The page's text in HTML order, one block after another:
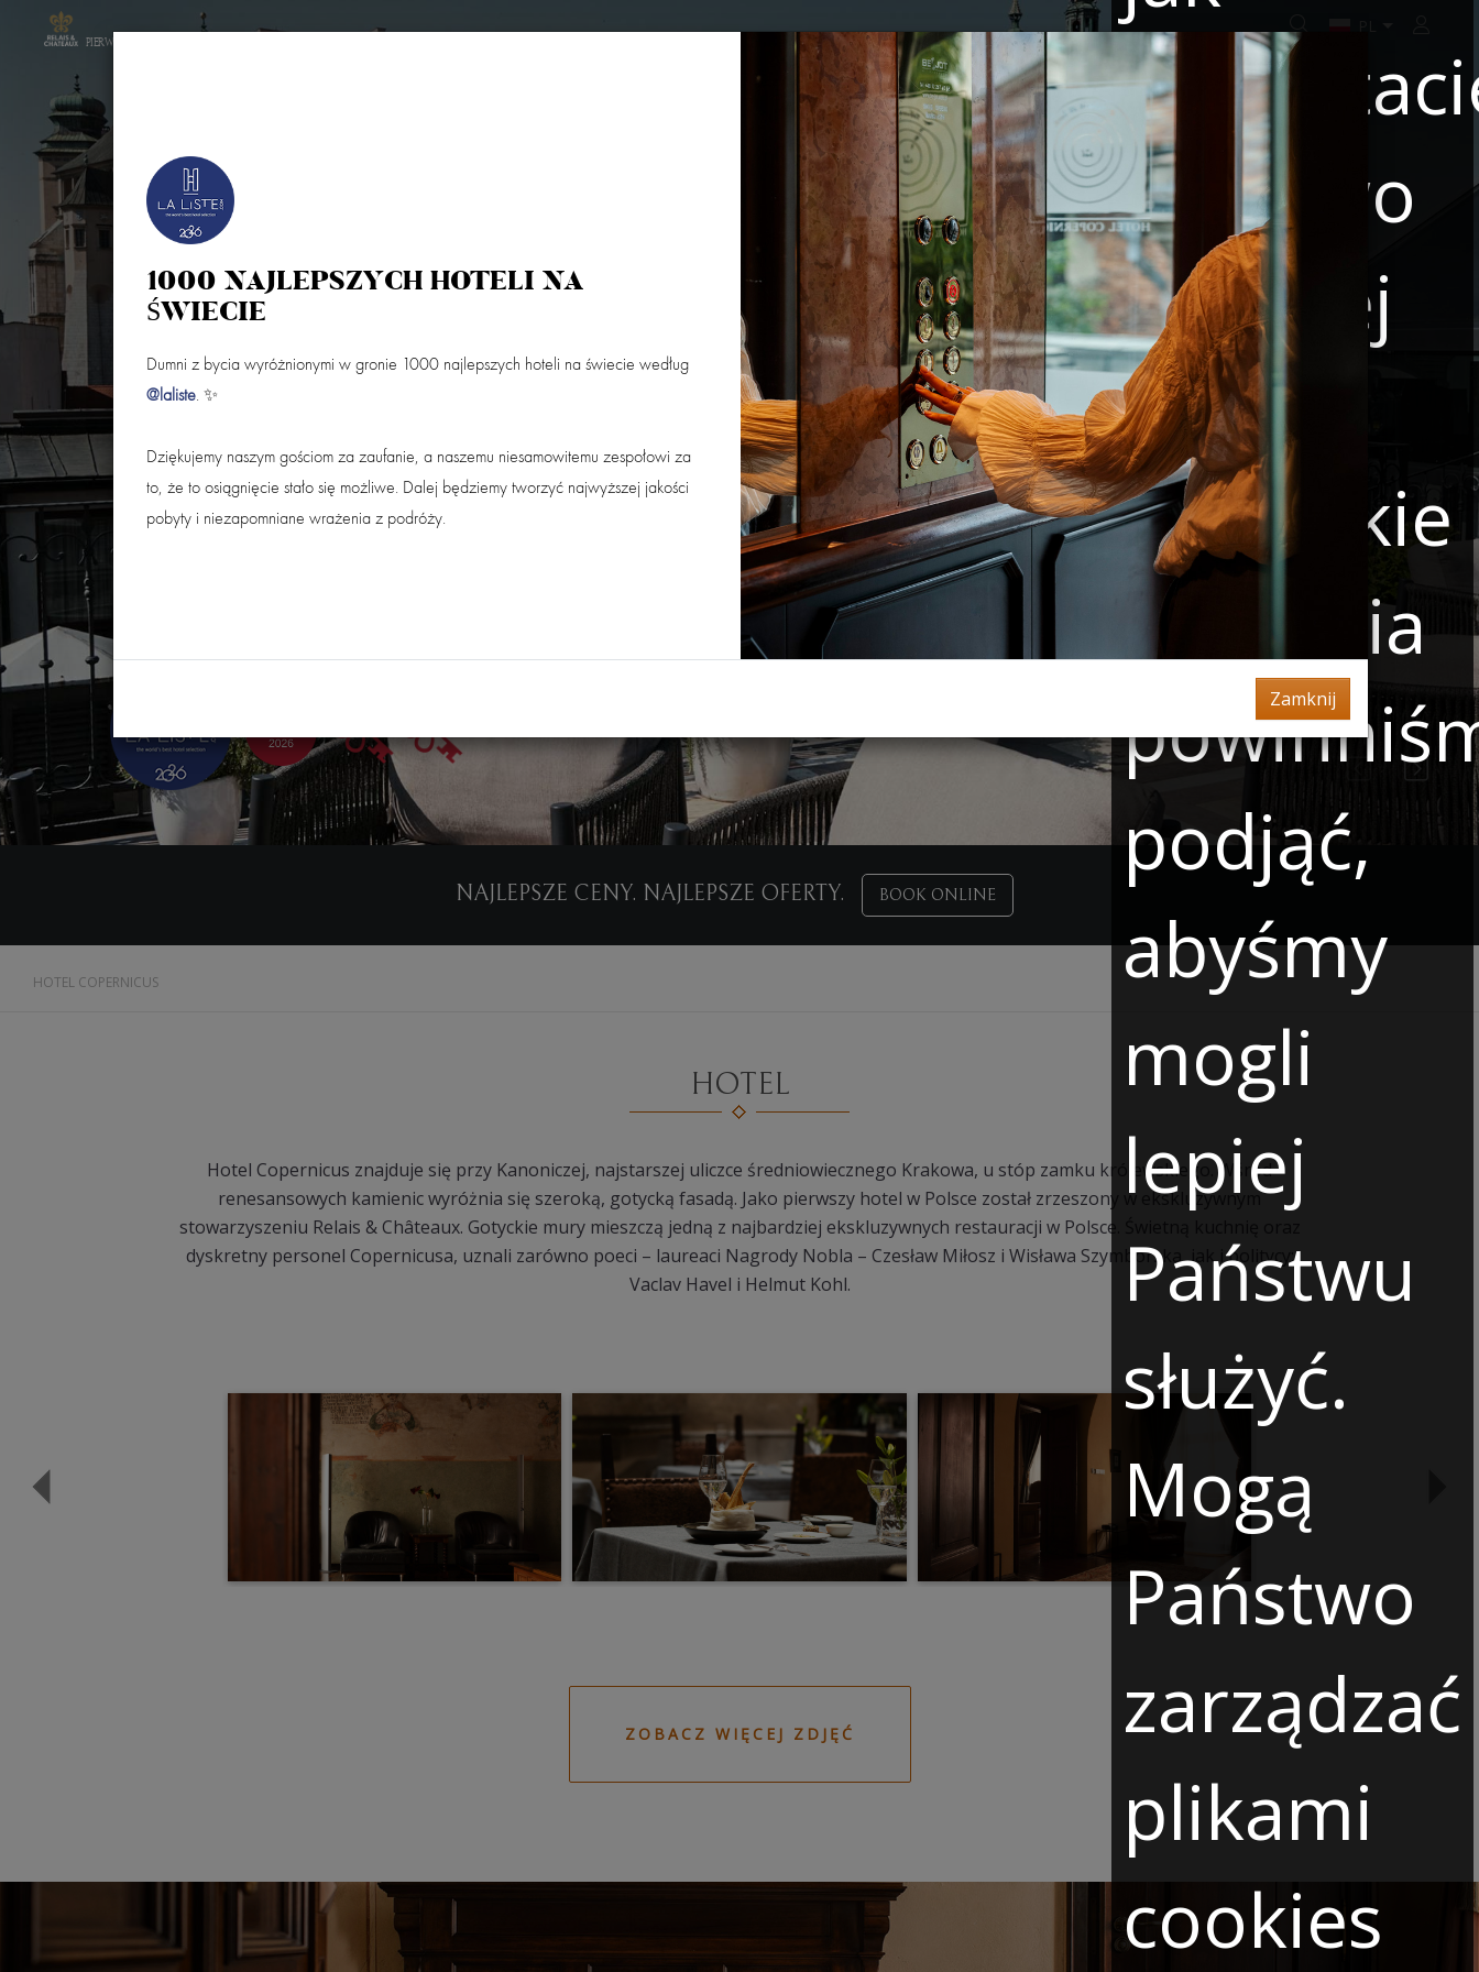
KONTAKT GALERIA OFERTY SPECJALNE BOOK ONLINE
Przyjazd Wyjazd (noce:1) Dorośli Dzieci 0 - 3 Dzieci 4 - 9 Nazwa partnera
SZUKAJ
Masz kod rabatowy? Podaj go w koszyku przy finalizacji rezerwacji.
NAJLEPSZE CENY. NAJLEPSZE OFERTY. BOOK ONLINE
HOTEL COPERNICUS
HOTEL
Hotel Copernicus znajduje się przy Kanoniczej, najstarszej uliczce średniowiecznego Krakowa, u stóp zamku królewskiego. Wśród
renesansowych kamienic wyróżnia się szeroką, gotycką fasadą. Jako pierwszy hotel w Polsce został zrzeszony w ekskluzywnym
stowarzyszeniu Relais & Châteaux. Gotyckie mury mieszczą jedną z najbardziej ekskluzywnych restauracji w Polsce. Świetną kuchnię oraz
dyskretny personel Copernicusa, uznali zarówno poeci – laureaci Nagrody Nobla – Czesław Miłosz i Wisława Szymborska, jak i politycy:
Vaclav Havel i Helmut Kohl.
ZOBACZ WIĘCEJ ZDJĘĆ
PIERWSZY HOTEL W POLSCE W STOWARZYSZENIU
Państwo
z naszej
strony
oraz jakie
działania
podjąć,
abyśmy
mogli
lepiej
Państwu
służyć.
Mogą
Państwo
zarządzać
plikami
cookies
1000 NAJLEPSZYCH HOTELI NA
ŚWIECIE
Dumni z bycia wyróżnionymi w gronie 1000 najlepszych hoteli na świecie według
@laliste. ✨
Dziękujemy naszym gościom za zaufanie, a naszemu niesamowitemu zespołowi za
to, że to osiągnięcie stało się możliwe. Dalej będziemy tworzyć najwyższej jakości
pobyty i niezapomniane wrażenia z podróży.
Zamknij